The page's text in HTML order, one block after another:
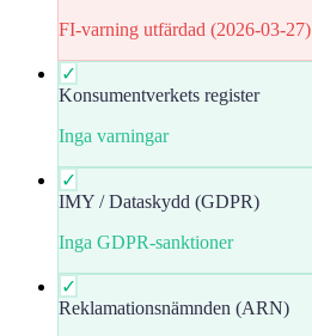
FI-varning utfärdad (2026-03-27)
✓
Konsumentverkets register
Inga varningar
✓
IMY / Dataskydd (GDPR)
Inga GDPR-sanktioner
✓
Reklamationsnämnden (ARN)